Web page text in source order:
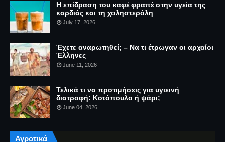
Η επίδραση του καφέ φραπέ στην υγεία της
καρδιάς και τη χοληστερόλη
July 17, 2026
Έχετε αναρωτηθεί; – Να τι έτρωγαν οι αρχαίοι
Έλληνες
June 11, 2026
Τελικά τι να προτιμήσεις για υγιεινή
διατροφή: Κοτόπουλο ή ψάρι;
June 04, 2026
Αγροτικά